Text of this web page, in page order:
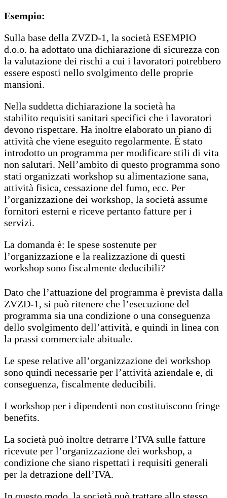
Esempio:
Sulla base della ZVZD-1, la società ESEMPIO
d.o.o. ha adottato una dichiarazione di sicurezza con
la valutazione dei rischi a cui i lavoratori potrebbero
essere esposti nello svolgimento delle proprie
mansioni.
Nella suddetta dichiarazione la società ha
stabilito requisiti sanitari specifici che i lavoratori
devono rispettare. Ha inoltre elaborato un piano di
attività che viene eseguito regolarmente. È stato
introdotto un programma per modificare stili di vita
non salutari. Nell’ambito di questo programma sono
stati organizzati workshop su alimentazione sana,
attività fisica, cessazione del fumo, ecc. Per
l’organizzazione dei workshop, la società assume
fornitori esterni e riceve pertanto fatture per i
servizi.
La domanda è: le spese sostenute per
l’organizzazione e la realizzazione di questi
workshop sono fiscalmente deducibili?
Dato che l’attuazione del programma è prevista dalla
ZVZD-1, si può ritenere che l’esecuzione del
programma sia una condizione o una conseguenza
dello svolgimento dell’attività, e quindi in linea con
la prassi commerciale abituale.
Le spese relative all’organizzazione dei workshop
sono quindi necessarie per l’attività aziendale e, di
conseguenza, fiscalmente deducibili.
I workshop per i dipendenti non costituiscono fringe
benefits.
La società può inoltre detrarre l’IVA sulle fatture
ricevute per l’organizzazione dei workshop, a
condizione che siano rispettati i requisiti generali
per la detrazione dell’IVA.